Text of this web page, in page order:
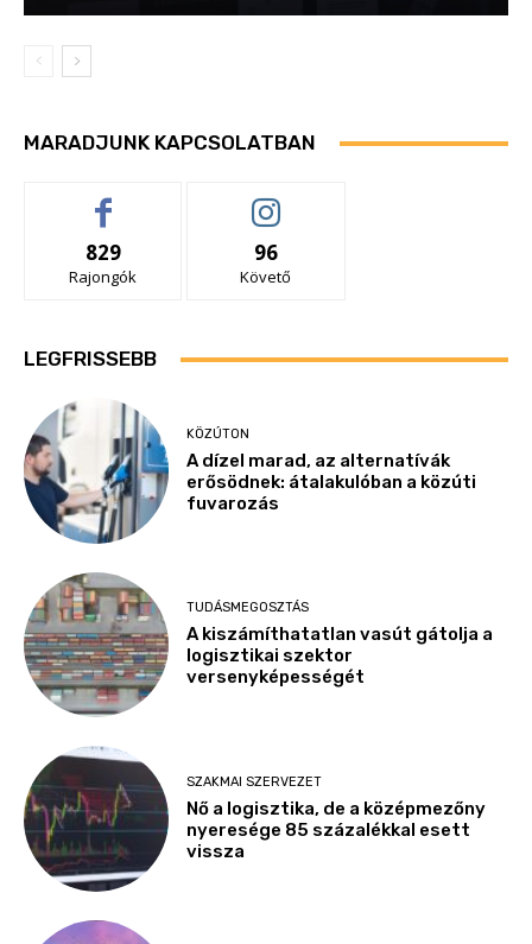
MARADJUNK KAPCSOLATBAN
829
Rajongók
96
Követő
LEGFRISSEBB
KÖZÚTON
A dízel marad, az alternatívák
erősödnek: átalakulóban a közúti
fuvarozás
TUDÁSMEGOSZTÁS
A kiszámíthatatlan vasút gátolja a
logisztikai szektor
versenyképességét
SZAKMAI SZERVEZET
Nő a logisztika, de a középmezőny
nyeresége 85 százalékkal esett
vissza